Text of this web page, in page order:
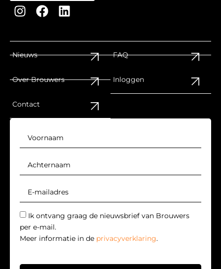
Nieuws
Over Brouwers
Contact
FAQ
Inloggen
Ik ontvang graag de nieuwsbrief van Brouwers
per e-mail.
Meer informatie in de privacyverklaring.